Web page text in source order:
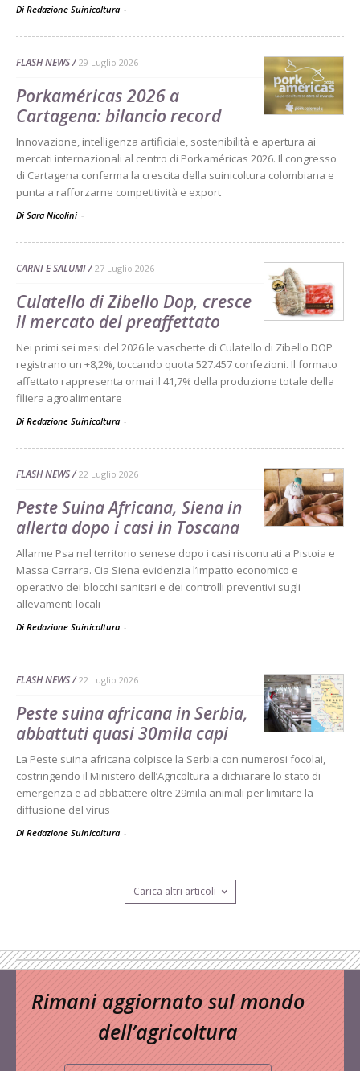
Di Redazione Suinicoltura -
FLASH NEWS 29 Luglio 2026
Porkaméricas 2026 a
Cartagena: bilancio record
Innovazione, intelligenza artificiale, sostenibilità e apertura ai
mercati internazionali al centro di Porkaméricas 2026. Il congresso
di Cartagena conferma la crescita della suinicoltura colombiana e
punta a rafforzarne competitività e export
Di Sara Nicolini -
CARNI E SALUMI 27 Luglio 2026
Culatello di Zibello Dop, cresce
il mercato del preaffettato
Nei primi sei mesi del 2026 le vaschette di Culatello di Zibello DOP
registrano un +8,2%, toccando quota 527.457 confezioni. Il formato
affettato rappresenta ormai il 41,7% della produzione totale della
filiera agroalimentare
Di Redazione Suinicoltura -
FLASH NEWS 22 Luglio 2026
Peste Suina Africana, Siena in
allerta dopo i casi in Toscana
Allarme Psa nel territorio senese dopo i casi riscontrati a Pistoia e
Massa Carrara. Cia Siena evidenzia l’impatto economico e
operativo dei blocchi sanitari e dei controlli preventivi sugli
allevamenti locali
Di Redazione Suinicoltura -
FLASH NEWS 22 Luglio 2026
Peste suina africana in Serbia,
abbattuti quasi 30mila capi
La Peste suina africana colpisce la Serbia con numerosi focolai,
costringendo il Ministero dell’Agricoltura a dichiarare lo stato di
emergenza e ad abbattere oltre 29mila animali per limitare la
diffusione del virus
Di Redazione Suinicoltura -
Carica altri articoli
Rimani aggiornato sul mondo
dell’agricoltura